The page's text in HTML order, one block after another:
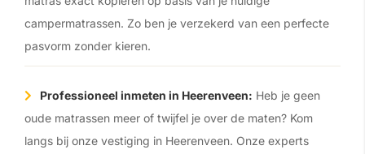
campermatrassen. Zo ben je verzekerd van een perfecte
pasvorm zonder kieren.
Professioneel inmeten in Heerenveen: Heb je geen
oude matrassen meer of twijfel je over de maten? Kom
langs bij onze vestiging in Heerenveen. Onze experts